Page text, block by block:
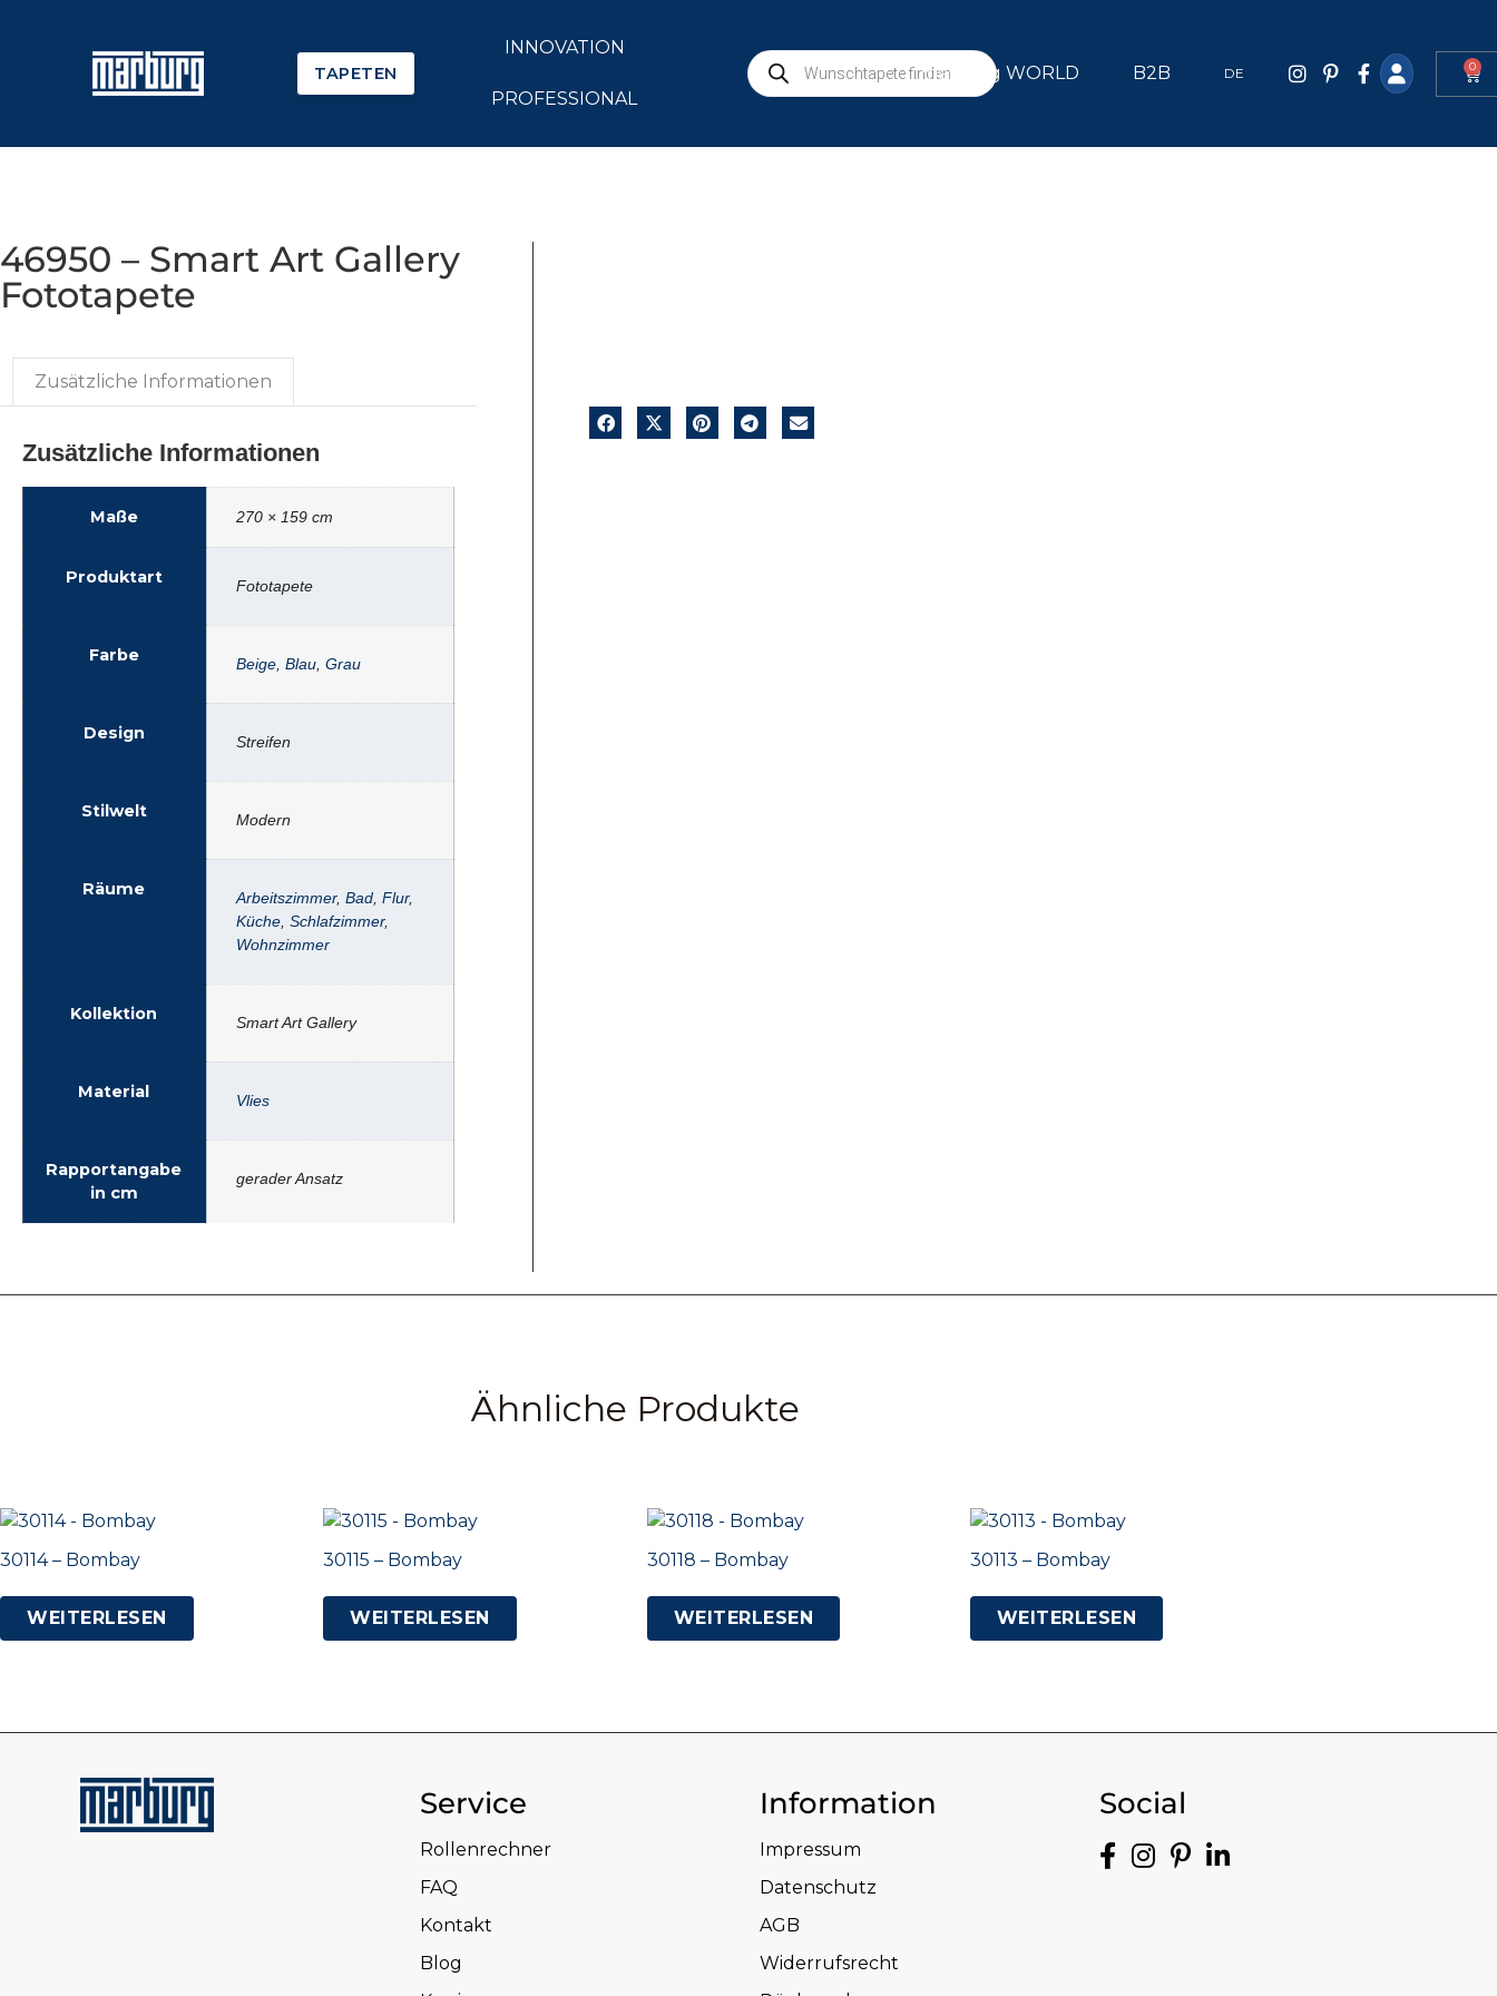
TAPETEN
INNOVATION
PROFESSIONAL
marburg WORLD B2B DE 0
46950 – Smart Art Gallery
Fototapete
Zusätzliche Informationen
Zusätzliche Informationen
Maße 270 × 159 cm
Produktart Fototapete
Farbe Beige Blau Grau
Design Streifen
Stilwelt Modern
Räume Arbeitszimmer, Bad Flur,
Küche Schlafzimmer,
Wohnzimmer
Kollektion Smart Art Gallery
Material Vlies
Rapportangabe
in cm
gerader Ansatz
Ähnliche Produkte
30114 – Bombay
WEITERLESEN
30115 – Bombay
WEITERLESEN
30118 – Bombay
WEITERLESEN
30113 – Bombay
WEITERLESEN
Service
Rollenrechner
FAQ
Kontakt
Blog
Information
Impressum
Datenschutz
AGB
Widerrufsrecht
Social